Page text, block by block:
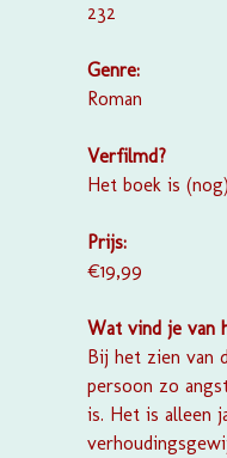
232
Genre:
Roman
Verfilmd?
Het boek is
Prijs:
€19,99
Wat vind je van
Bij het zien van
persoon zo
is. Het is alleen